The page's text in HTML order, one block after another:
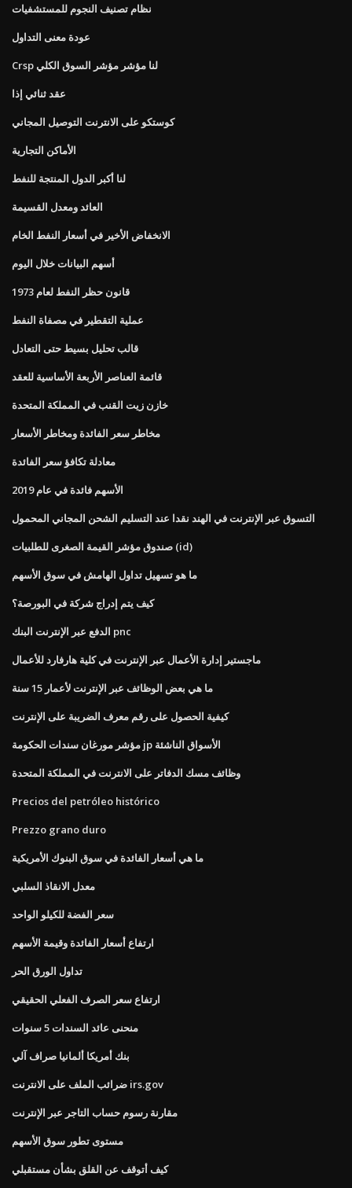
نظام تصنيف النجوم للمستشفيات
عودة معنى التداول
Crsp لنا مؤشر مؤشر السوق الكلي
عقد ثنائي إذا
كوستكو على الانترنت التوصيل المجاني
الأماكن التجارية
لنا أكبر الدول المنتجة للنفط
العائد ومعدل القسيمة
الانخفاض الأخير في أسعار النفط الخام
أسهم البيانات خلال اليوم
قانون حظر النفط لعام 1973
عملية التقطير في مصفاة النفط
قالب تحليل بسيط حتى التعادل
قائمة العناصر الأربعة الأساسية للعقد
خازن زيت القنب في المملكة المتحدة
مخاطر سعر الفائدة ومخاطر الأسعار
معادلة تكافؤ سعر الفائدة
الأسهم فائدة في عام 2019
التسوق عبر الإنترنت في الهند نقدا عند التسليم الشحن المجاني المحمول
صندوق مؤشر القيمة الصغرى للطلبيات (id)
ما هو تسهيل تداول الهامش في سوق الأسهم
كيف يتم إدراج شركة في البورصة؟
الدفع عبر الإنترنت البنك pnc
ماجستير إدارة الأعمال عبر الإنترنت في كلية هارفارد للأعمال
ما هي بعض الوظائف عبر الإنترنت لأعمار 15 سنة
كيفية الحصول على رقم معرف الضريبة على الإنترنت
مؤشر مورغان سندات الحكومة jp الأسواق الناشئة
وظائف مسك الدفاتر على الانترنت في المملكة المتحدة
Precios del petróleo histórico
Prezzo grano duro
ما هي أسعار الفائدة في سوق البنوك الأمريكية
معدل الانقاذ السلبي
سعر الفضة للكيلو الواحد
ارتفاع أسعار الفائدة وقيمة الأسهم
تداول الورق الحر
ارتفاع سعر الصرف الفعلي الحقيقي
منحنى عائد السندات 5 سنوات
بنك أمريكا ألمانيا صراف آلي
ضرائب الملف على الانترنت irs.gov
مقارنة رسوم حساب التاجر عبر الإنترنت
مستوى تطور سوق الأسهم
كيف أتوقف عن القلق بشأن مستقبلي